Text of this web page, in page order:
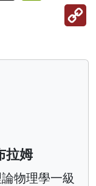
拉姆
物理學一級